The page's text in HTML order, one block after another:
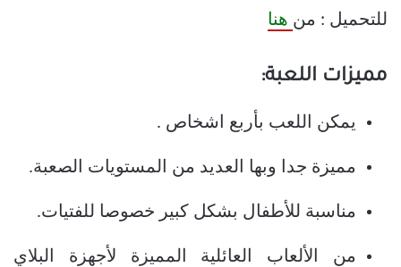
للتحميل : من هنا
مميزات اللعبة:
يمكن اللعب بأربع اشخاص .
مميزة جدا وبها العديد من المستويات الصعبة.
مناسبة للأطفال بشكل كبير خصوصا للفتيات.
من الألعاب العائلية المميزة لأجهزة البلاي